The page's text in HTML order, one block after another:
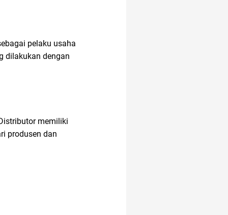
pelaku usaha
dilakukan dengan
memiliki
produsen dan